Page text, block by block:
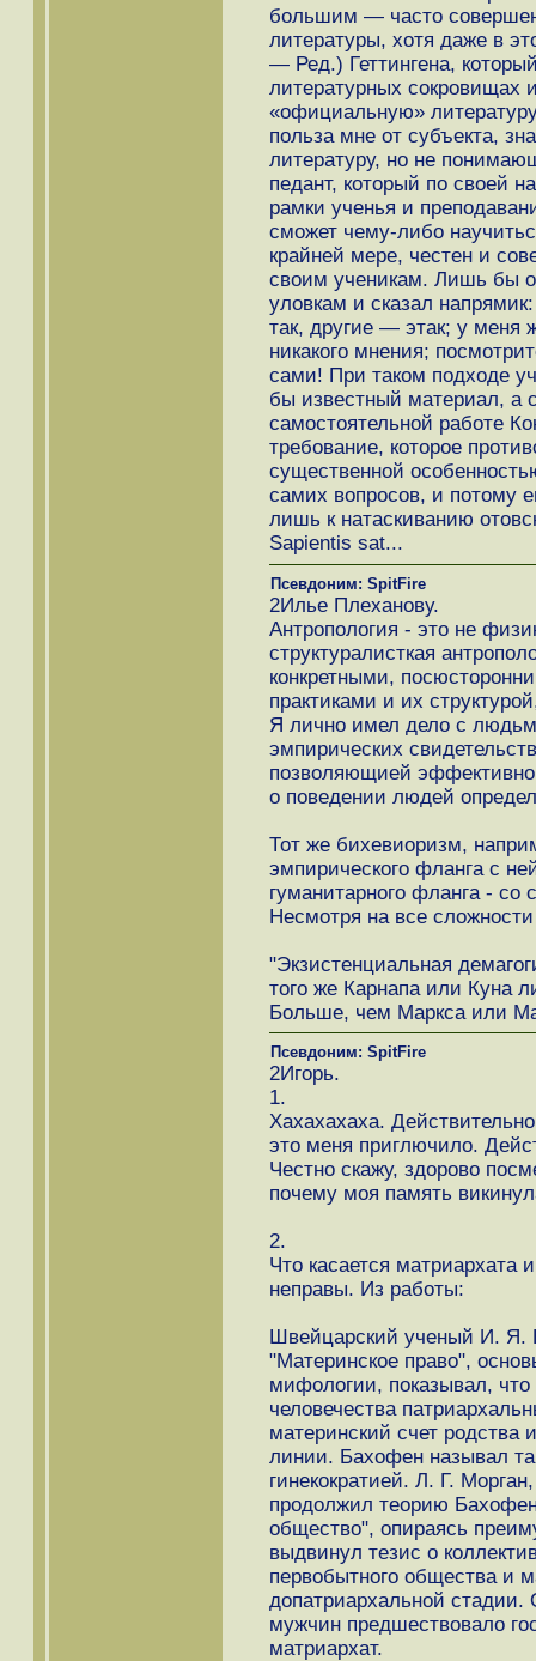
большим — часто
литературы, хотя даже в
— Ред.) Геттингена,
литературных сокровищах
«официальную»
польза мне от субъекта,
литературу, но не
педант, который по своей
рамки ученья и
сможет чему-либо
крайней мере, честен и
своим ученикам. Лишь бы
уловкам и сказал
так, другие — этак; у меня
никакого мнения;
сами! При таком подходе
бы известный материал, а
самостоятельной работе
требование, которое
существенной
самих вопросов, и потому
лишь к натаскиванию
Sapientis sat...
Псевдоним: SpitFire
2Илье Плеханову.
Антропология - это не
структуралисткая
конкретными,
практиками и их
Я лично имел дело с
эмпирических
позволяющией
о поведении людей
Тот же бихевиоризм,
эмпирического фланга с
гуманитарного фланга - со
Несмотря на все
"Экзистенциальная
того же Карнапа или Куна
Больше, чем Маркса или
Псевдоним: SpitFire
2Игорь.
1.
Хахахахаха.
это меня приглючило.
Честно скажу, здорово
почему моя память
2.
Что касается матриархата
неправы. Из работы:
Швейцарский ученый И. Я.
"Материнское право",
мифологии, показывал,
человечества
материнский счет родства
линии. Бахофен называл
гинекократией. Л. Г.
продолжил теорию
общество", опираясь
выдвинул тезис о
первобытного общества и
допатриархальной стадии.
мужчин предшествовало
матриархат.